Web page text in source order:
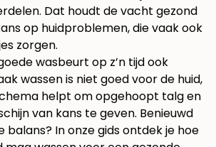
Dat houdt de vacht gezond
op huidproblemen, die vaak ook
zorgen.
wasbeurt op z’n tijd ook
wassen is niet goed voor de huid,
helpt om opgehoopt talg en
van kans te geven. Benieuwd
In onze gids ontdek je hoe